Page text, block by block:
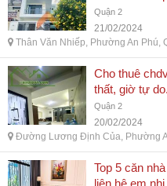
đức), tphcm
Quận 2
21/02/2024
Thân Văn Nhiếp, Phường An Phú,
Cho thuê
thất, giờ tự
an phú, quận
Quận 2
20/02/2024
Đường Lương Định Của, Phường
Top 5 căn
liên hệ em